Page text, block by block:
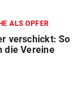
ALS OPFER
verschickt: So
die Vereine